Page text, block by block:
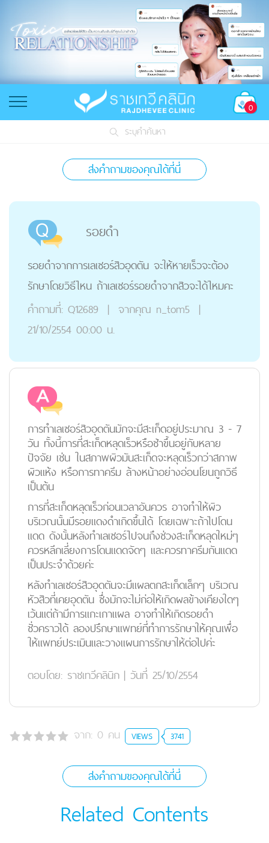
0
ระบุคำค้นหา
ส่งคำถามของคุณได้ที่นี่
รอยดำ
รอยดำจากการเลเซอร์สิวอุดตัน จะให้หายเร็วจะต้อง
รักษาโดยวิธีไหน ถ้าเลเซอร์รอยดำจากสิวจะได้ไหมคะ
คำถามที่: Q12689 | จากคุณ n_tom5 |
21/10/2554 00:00 น.
การทำเลเซอร์สิวอุดตันมักจะมีสะเก็ดอยู่ประมาณ 3 - 7
วัน ทั้งนี้การที่สะเก็ดหลุดเร็วหรือช้าขึ้นอยู่กับหลาย
ปัจจัย เช่น ในสภาพผิวมันสะเก็ดจะหลุดเร็วกว่าสภาพ
ผิวแห้ง หรือการทาครีม ล้างหน้าอย่างอ่อนโยนถูกวิธี
เป็นต้น
การที่สะเก็ดหลุดเร็วก่อนเวลาอันควร อาจทำให้ผิว
บริเวณนั้นมีรอยแดงดำเกิดขึ้นได้ โดยเฉพาะถ้าไปโดน
แดด ดังนั้นหลังทำเลเซอร์ไปจนถึงช่วงสะเก็ดหลุดใหม่ๆ
ควรหลีกเลี่ยงการโดนแดดจัดๆ และควรทาครีมกันแดด
เป็นประจำด้วยค่ะ
หลังทำเลเซอร์สิวอุดตันจะมีแผลตกสะเก็ดเล็กๆ บริเวณ
หัวสิวที่เคยอุดตัน ซึ่งมักจะไม่ก่อให้เกิดผลข้างเคียงใดๆ
เว้นแต่ถ้ามีการแกะเกาแผล อาจทำให้เกิดรอยดำ
ชั่วคราวได้ ลองปรึกษาแพทย์ที่ทำการรักษาให้คุณเพื่อ
ให้แพทย์ประเมินและวางแผนการรักษาให้ต่อไปค่ะ
ตอบโดย: ราชเทวีคลินิก | วันที่ 25/10/2554
จาก: 0 คน VIEWS 3741
ส่งคำถามของคุณได้ที่นี่
Related Contents